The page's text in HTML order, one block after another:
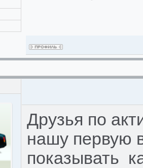
Друзья по
нашу первую
показывать